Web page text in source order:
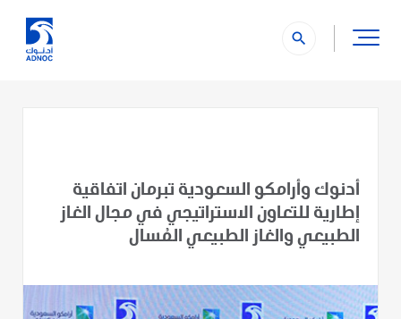
search
أدنوك وأرامكو السعودية تبرمان اتفاقية
إطارية للتعاون الاستراتيجي في مجال الغاز
الطبيعي والغاز الطبيعي المُسال